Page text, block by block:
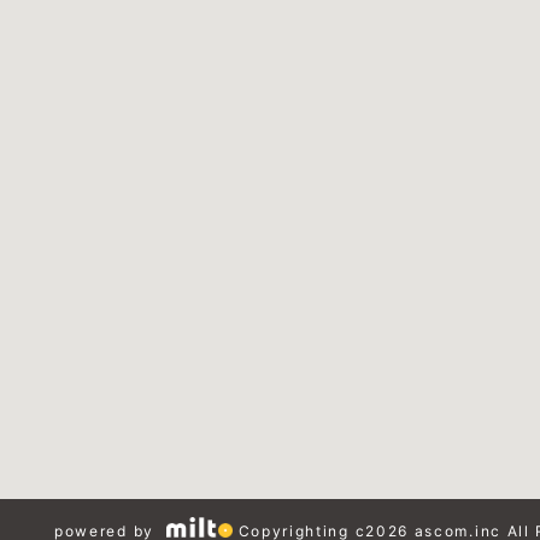
powered by Copyrighting c2026 ascom.inc All